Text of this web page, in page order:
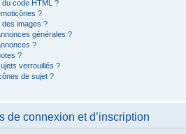
du code HTML ?
?
des images ?
générales ?
?
?
verrouillés ?
de sujet ?
de connexion et d’inscription